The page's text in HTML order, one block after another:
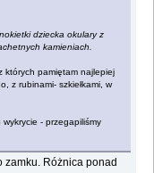
dziecka okulary z
kamieniach.
których pamiętam najlepiej
z rubinami- szkiełkami, w
- przegapiliśmy
zamku. Różnica ponad